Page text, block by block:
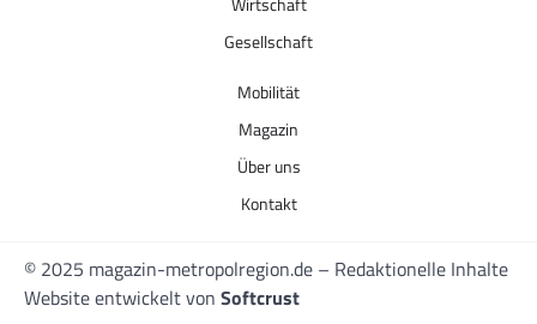
Gesellschaft
Mobilität
Magazin
Über uns
Kontakt
© 2025 magazin-metropolregion.de – Redaktionelle Inhalte
Website entwickelt von Softcrust